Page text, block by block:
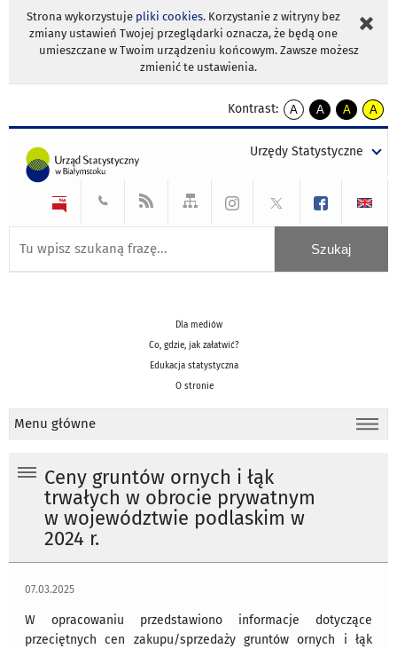
Strona wykorzystuje pliki cookies. Korzystanie z witryny bez
zmiany ustawień Twojej przeglądarki oznacza, że będą one
umieszczane w Twoim urządzeniu końcowym. Zawsze możesz
zmienić te ustawienia.
Kontrast:
A
kontrast
A
kontrast
tekst
czarnym
A
kontrast
tekst
czarnym
A
tekst
żółtym
Urzędy Statystyczne
Dla mediów
Co, gdzie, jak załatwić?
Edukacja statystyczna
O stronie
Menu główne
Ceny gruntów ornych i łąk
trwałych w obrocie prywatnym
w województwie podlaskim w
2024 r.
07.03.2025
W opracowaniu przedstawiono informacje dotyczące
przeciętnych cen zakupu/sprzedaży gruntów ornych i łąk